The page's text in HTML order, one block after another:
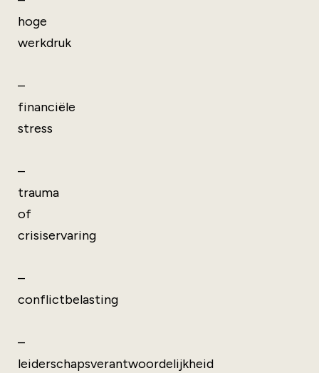
hoge
werkdruk
–
financiële
stress
–
trauma
of
crisiservaring
–
conflictbelasting
–
leiderschapsverantwoordelijkheid